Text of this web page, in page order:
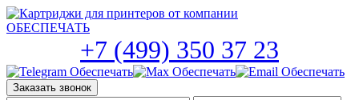
Skip
to
+7 (499) 350 37 23
Заказать звонок